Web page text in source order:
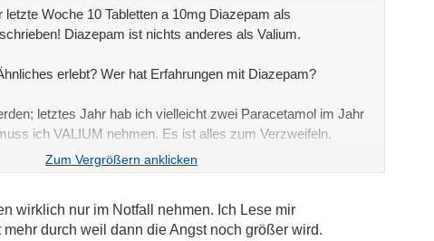
letzte Woche 10 Tabletten a 10mg Diazepam als
Diazepam ist nichts anderes als Valium.
erlebt? Wer hat Erfahrungen mit Diazepam?
letztes Jahr hab ich vielleicht zwei Paracetamol im Jahr
ich VALIUM nehmen. Es ist alles zum Verzweifeln.
wirklich nur im Notfall nehmen. Ich Lese mir
durch weil dann die Angst noch größer wird.